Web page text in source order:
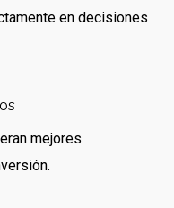
en decisiones
mejores